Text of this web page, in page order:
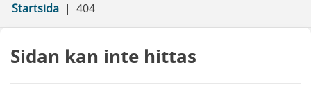
Startsida 404
Sidan kan inte hittas